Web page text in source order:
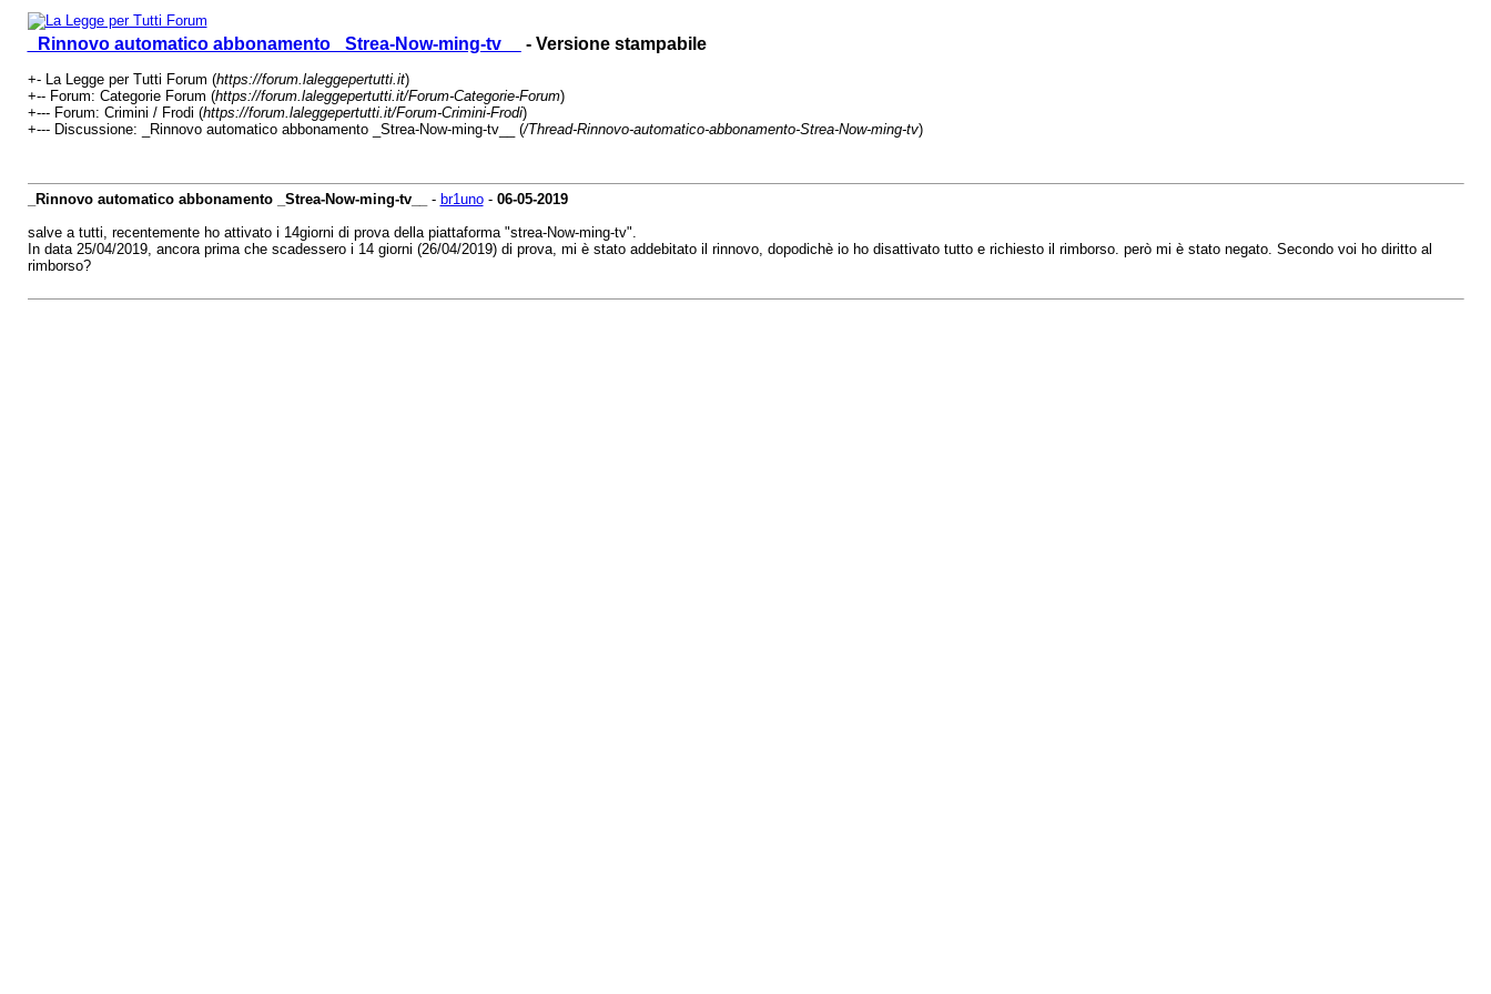
_Rinnovo automatico abbonamento _Strea-Now-ming-tv__ - Versione stampabile
+- La Legge per Tutti Forum (https://forum.laleggepertutti.it)
+-- Forum: Categorie Forum (https://forum.laleggepertutti.it/Forum-Categorie-Forum)
+--- Forum: Crimini / Frodi (https://forum.laleggepertutti.it/Forum-Crimini-Frodi)
+--- Discussione: _Rinnovo automatico abbonamento _Strea-Now-ming-tv__ (/Thread-Rinnovo-automatico-abbonamento-Strea-Now-ming-tv)
_Rinnovo automatico abbonamento _Strea-Now-ming-tv__ - br1uno- 06-05-2019
salve a tutti, recentemente ho attivato i 14giorni di prova della piattaforma "strea-Now-ming-tv".
In data 25/04/2019, ancora prima che scadessero i 14 giorni (26/04/2019) di prova, mi è stato addebitato il rinnovo, dopodichè io ho disattivato tutto e richiesto il rimborso. però mi è stato negato. Secondo voi ho diritto al
rimborso?